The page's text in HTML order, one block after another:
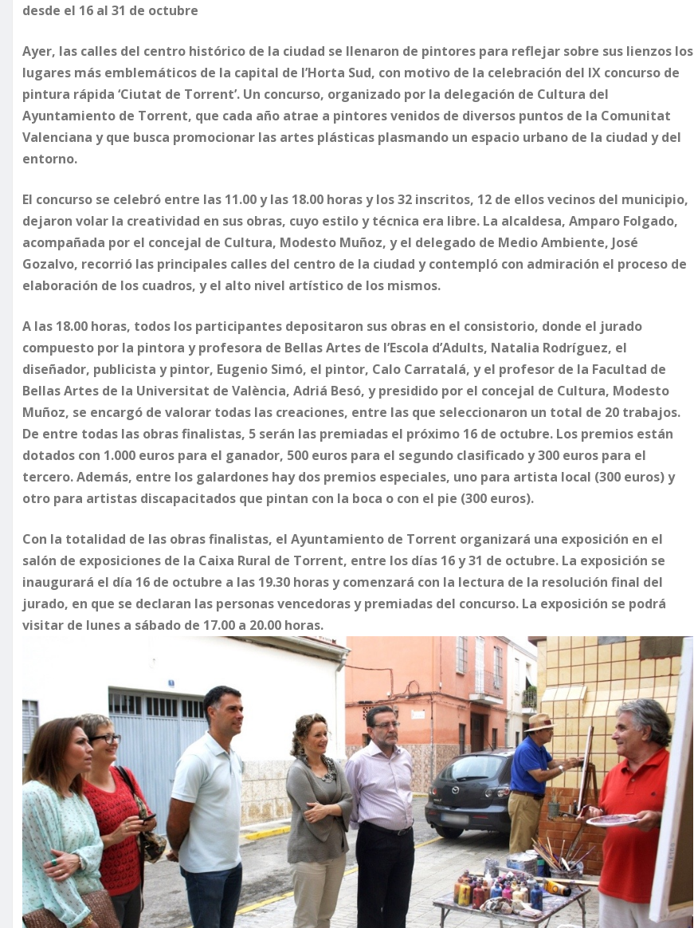
desde el 16 al 31 de octubre
Ayer, las calles del centro histórico de la ciudad se llenaron de pintores para reflejar sobre sus lienzos los
lugares más emblemáticos de la capital de l’Horta Sud, con motivo de la celebración del IX concurso de
pintura rápida ‘Ciutat de Torrent’. Un concurso, organizado por la delegación de Cultura del
Ayuntamiento de Torrent, que cada año atrae a pintores venidos de diversos puntos de la Comunitat
Valenciana y que busca promocionar las artes plásticas plasmando un espacio urbano de la ciudad y del
entorno.
El concurso se celebró entre las 11.00 y las 18.00 horas y los 32 inscritos, 12 de ellos vecinos del municipio,
dejaron volar la creatividad en sus obras, cuyo estilo y técnica era libre. La alcaldesa, Amparo Folgado,
acompañada por el concejal de Cultura, Modesto Muñoz, y el delegado de Medio Ambiente, José
Gozalvo, recorrió las principales calles del centro de la ciudad y contempló con admiración el proceso de
elaboración de los cuadros, y el alto nivel artístico de los mismos.
A las 18.00 horas, todos los participantes depositaron sus obras en el consistorio, donde el jurado
compuesto por la pintora y profesora de Bellas Artes de l’Escola d’Adults, Natalia Rodríguez, el
diseñador, publicista y pintor, Eugenio Simó, el pintor, Calo Carratalá, y el profesor de la Facultad de
Bellas Artes de la Universitat de València, Adriá Besó, y presidido por el concejal de Cultura, Modesto
Muñoz, se encargó de valorar todas las creaciones, entre las que seleccionaron un total de 20 trabajos.
De entre todas las obras finalistas, 5 serán las premiadas el próximo 16 de octubre. Los premios están
dotados con 1.000 euros para el ganador, 500 euros para el segundo clasificado y 300 euros para el
tercero. Además, entre los galardones hay dos premios especiales, uno para artista local (300 euros) y
otro para artistas discapacitados que pintan con la boca o con el pie (300 euros).
Con la totalidad de las obras finalistas, el Ayuntamiento de Torrent organizará una exposición en el
salón de exposiciones de la Caixa Rural de Torrent, entre los días 16 y 31 de octubre. La exposición se
inaugurará el día 16 de octubre a las 19.30 horas y comenzará con la lectura de la resolución final del
jurado, en que se declaran las personas vencedoras y premiadas del concurso. La exposición se podrá
visitar de lunes a sábado de 17.00 a 20.00 horas.